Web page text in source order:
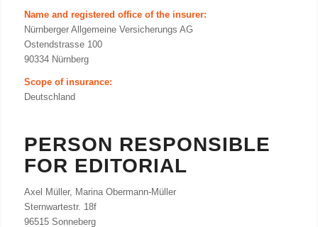
Name and registered office of the insurer:
Nürnberger Allgemeine Versicherungs AG
Ostendstrasse 100
90334 Nürnberg
Scope of insurance:
Deutschland
PERSON RESPONSIBLE
FOR EDITORIAL
Axel Müller, Marina Obermann-Müller
Sternwartestr. 18f
96515 Sonneberg